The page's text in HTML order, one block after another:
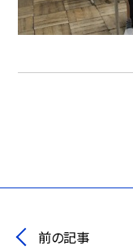
前の記事